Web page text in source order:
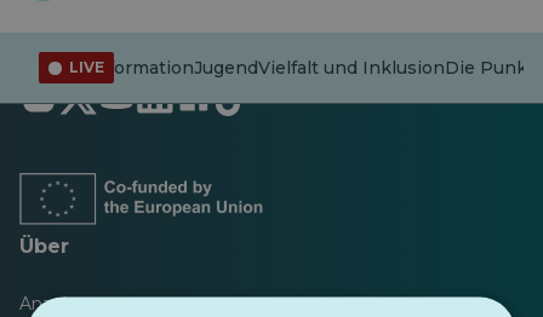
LIVE
FehlinformationJugendVielfalt und InklusionDie
Öffnet
in
Registerkarte
Öffnet
in
Registerkarte
Öffnet
in
Registerkarte
in
Registerkarte
in
Registerkarte
in
Über
Anzeiger